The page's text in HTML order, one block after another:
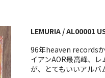
LEMURIA / AL00001
96年heaven records
イアンAOR最高峰、
が、とてもいいアルバ